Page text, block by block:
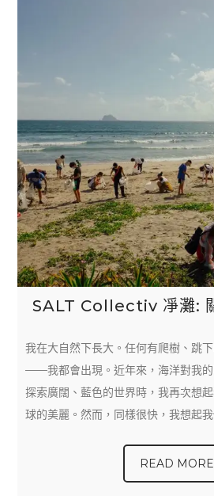
SALT Collectiv 凈灘:
我在大自然下長大。任何有爬樹、跳
——我都會出現。近年來，海洋對我
探索廣闊、藍色的世界時，我再次想
球的美麗。然而，同樣很快，我想起
READ MORE